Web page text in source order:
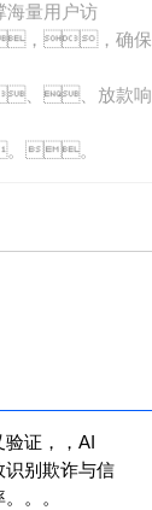
海量用户访
，，确保
、、放款响
。
，，AI
效识别欺诈与信
。。